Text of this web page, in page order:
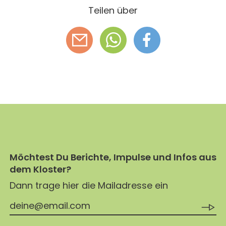
Teilen über
Möchtest Du Berichte, Impulse und Infos aus
dem Kloster?
Dann trage hier die Mailadresse ein